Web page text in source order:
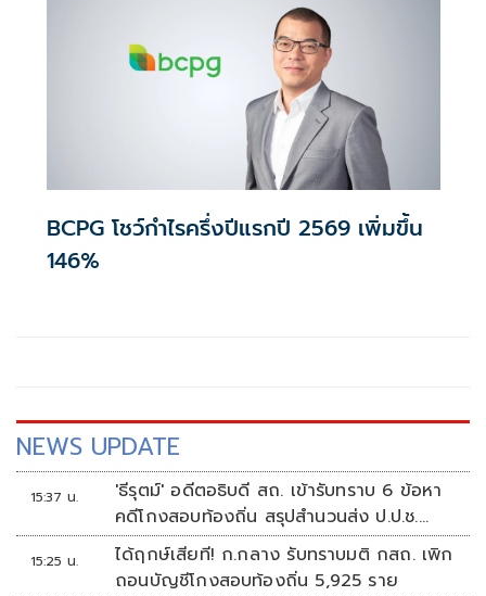
BCPG โชว์กำไรครึ่งปีแรกปี 2569 เพิ่มขึ้น
146%
NEWS UPDATE
15:37 น.
'ธีรุตม์' อดีตอธิบดี สถ. เข้ารับทราบ 6 ข้อหา
คดีโกงสอบท้องถิ่น สรุปสำนวนส่ง ป.ป.ช.
สัปดาห์หน้า
15:25 น.
ได้ฤกษ์เสียที! ก.กลาง รับทราบมติ กสถ. เพิก
ถอนบัญชีโกงสอบท้องถิ่น 5,925 ราย